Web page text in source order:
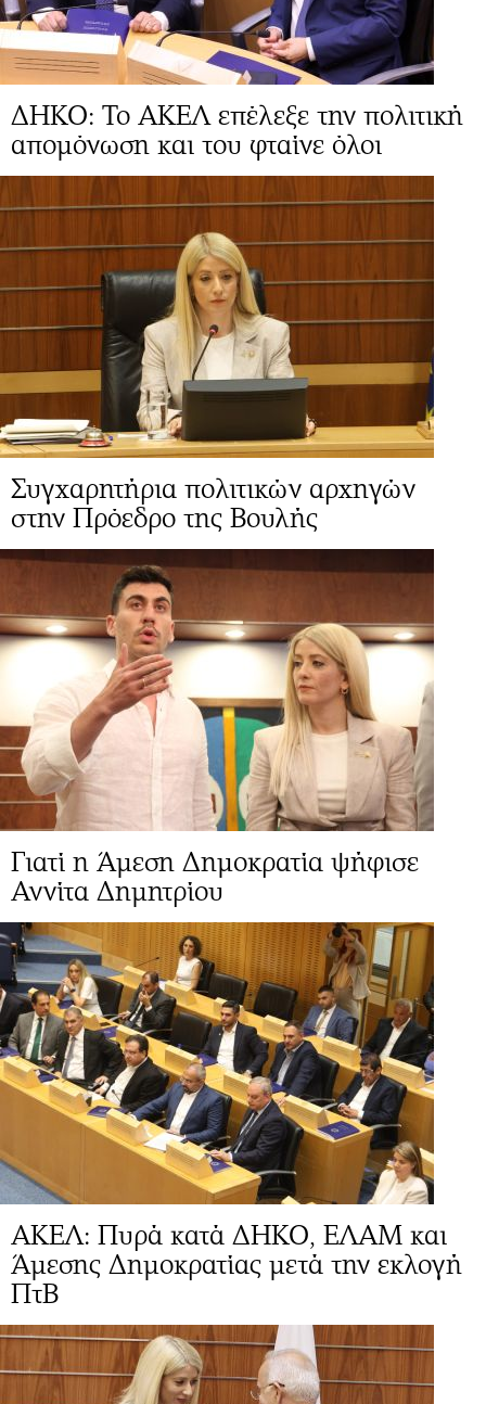
ΔΗΚΟ: Το ΑΚΕΛ επέλεξε την πολιτική
απομόνωση και του φταίνε όλοι
Συγχαρητήρια πολιτικών αρχηγών
στην Πρόεδρο της Βουλής
Γιατί η Άμεση Δημοκρατία ψήφισε
Αννίτα Δημητρίου
ΑΚΕΛ: Πυρά κατά ΔΗΚΟ, ΕΛΑΜ και
Άμεσης Δημοκρατίας μετά την εκλογή
ΠτΒ